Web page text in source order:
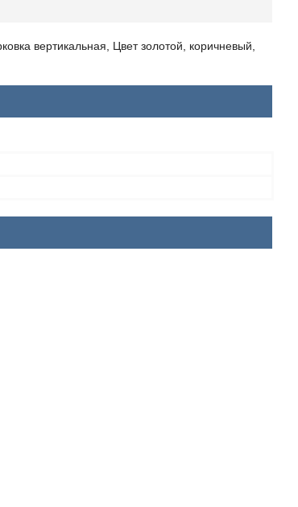
вертикальная, Цвет золотой, коричневый,